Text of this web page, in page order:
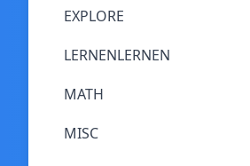
EXPLORE
LERNENLERNEN
MATH
MISC